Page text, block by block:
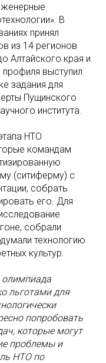
В
принял
из 14 регионов
Алтайского края и
выступил
задания для
Пущинского
института.
НТО
командам
(ситиферму) с
собрать
его. Для
собрали
технологию
культур.
олимпиада
льготами для
попробовать
которые могут
проблемы и
НТО по